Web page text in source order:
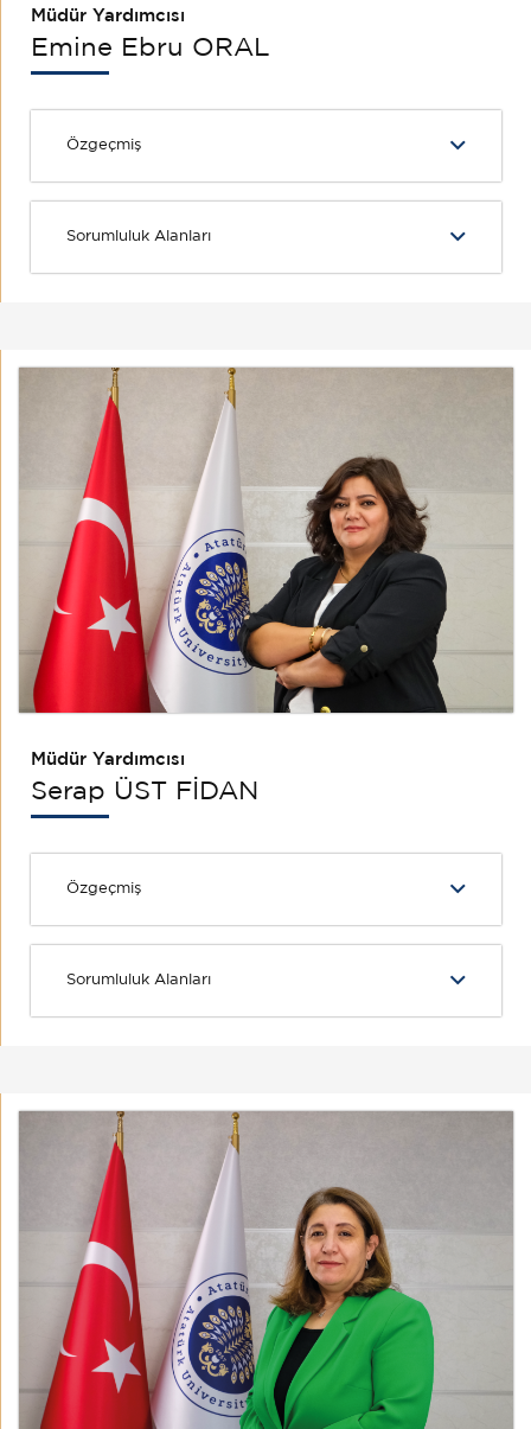
Müdür Yardımcısı
Emine Ebru ORAL
Özgeçmiş
Sorumluluk Alanları
Müdür Yardımcısı
Serap ÜST FİDAN
Özgeçmiş
Sorumluluk Alanları